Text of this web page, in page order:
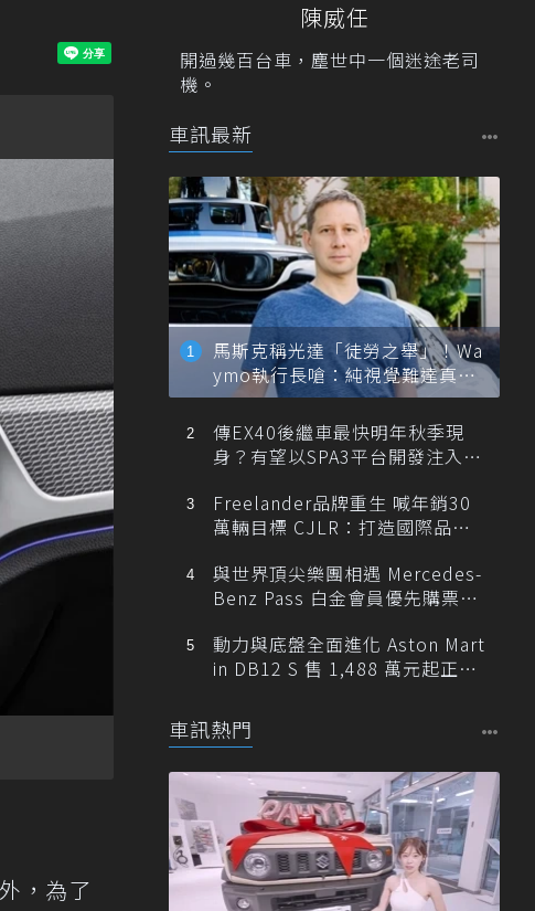
，為了
陳威任
開過幾百台車，塵世中一個迷途老司
機。
車訊最新
馬斯克稱光達「徒勞之舉」！Wa
ymo執行長嗆：純視覺難達真正
自動駕駛
傳EX40後繼車最快明年秋季現
身？有望以SPA3平台開發注入80
Freelander品牌重生 喊年銷30
萬輛目標 CJLR：打造國際品牌
與世界頂尖樂團相遇 Mercedes-
Benz Pass 白金會員優先購票維
動力與底盤全面進化 Aston Mart
in DB12 S 售 1,488 萬元起正式
車訊熱門